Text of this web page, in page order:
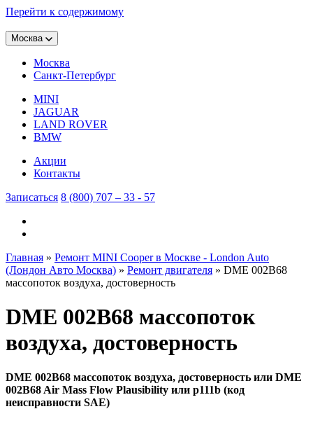
Перейти к содержимому
Москва
Москва
Санкт-Петербург
MINI
JAGUAR
LAND ROVER
BMW
Акции
Контакты
Записаться 8 (800) 707 – 33 - 57
Главная » Ремонт MINI Cooper в Москве - London Auto
(Лондон Авто Москва) » Ремонт двигателя » DME 002B68
массопоток воздуха, достоверность
DME 002B68 массопоток
воздуха, достоверность
DME 002B68 массопоток воздуха, достоверность или DME
002B68 Air Mass Flow Plausibility или p111b (код
неисправности SAE)